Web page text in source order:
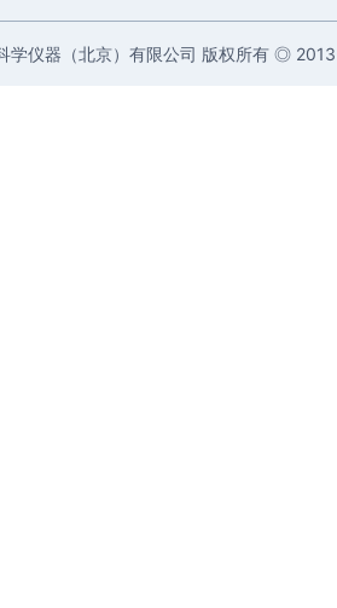
学仪器（北京）有限公司 版权所有 ◎